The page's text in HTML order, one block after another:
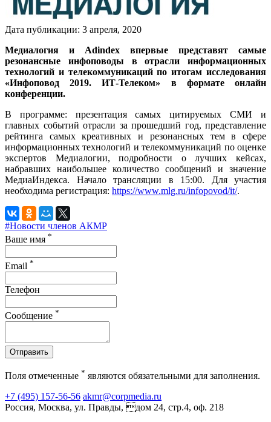
Дата публикации: 3 апреля, 2020
Медиалогия и Adindex впервые представят самые
резонансные инфоповоды в отрасли информационных
технологий и телекоммуникаций по итогам исследования
«Инфоповод 2019. ИТ-Телеком» в формате онлайн
конференции.
В программе: презентация самых цитируемых СМИ и
главных событий отрасли за прошедший год, представление
рейтинга самых креативных и резонансных тем в сфере
информационных технологий и телекоммуникаций по оценке
экспертов Медиалогии, подробности о лучших кейсах,
набравших наибольшее количество сообщений и значение
МедиаИндекса. Начало трансляции в 15:00. Для участия
необходима регистрация: https://www.mlg.ru/infopovod/it/.
#Новости членов АКМР
Ваше имя *
Email *
Телефон
Сообщение *
Отправить
Поля отмеченные * являются обязательными для заполнения.
+7 (495) 157-56-56 akmr@corpmedia.ru
Россия, Москва, ул. Правды, дом 24, стр.4, оф. 218